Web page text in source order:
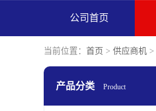
公司首页
当前位置： 首页 > 供应商机 >
产品分类 Product